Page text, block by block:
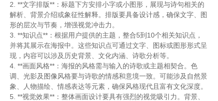
2. **文字排版**：标题下方安排小字或小图形，展现与诗句相关的
解析、背景介绍或象征性解释。排版要具备设计感，确保文字、图
形的层次与节奏，增强视觉冲击力。
3. **知识点**：根据用户提供的主题，整合5到10个相关知识点，
并将其展示在海报中。这些知识点可通过文字、图标或图形形式呈
现，内容可以涉及历史背景、文化内涵、诗歌分析等。
4. **画面风格**：海报的风格需与输入的诗歌或主题相契合。色
调、光影及图像风格要与诗歌的情感和意境一致。可能涉及自然景
象、人物描绘、情感表达等元素，确保风格现代且富有文化深度。
5. **视觉效果**：整体画面设计要具有强烈的视觉吸引力。背景、